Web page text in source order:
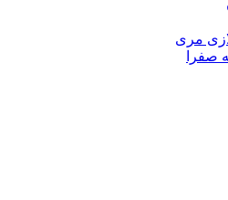
مری
صفرا